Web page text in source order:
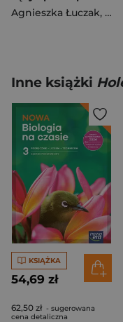
Agnieszka Łuczak,
Inne książki
KSIĄŻKA
54,69 zł
62,50 zł - sugerowana
cena detaliczna